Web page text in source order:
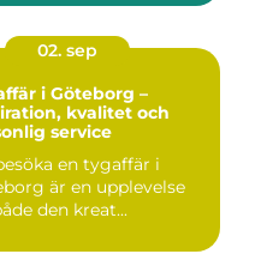
02. sep
i Göteborg –
kvalitet och
service
en tygaffär i
är en upplevelse
den kreat...